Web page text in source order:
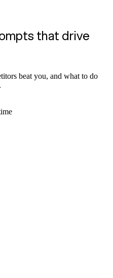
that drive
beat you, and what to do